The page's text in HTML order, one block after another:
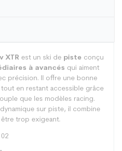
XTR est un ski de piste conçu
à avancés qui aiment
précision. Il offre une bonne
en restant accessible grâce
que les modèles racing.
sur piste, il combine
trop exigeant.